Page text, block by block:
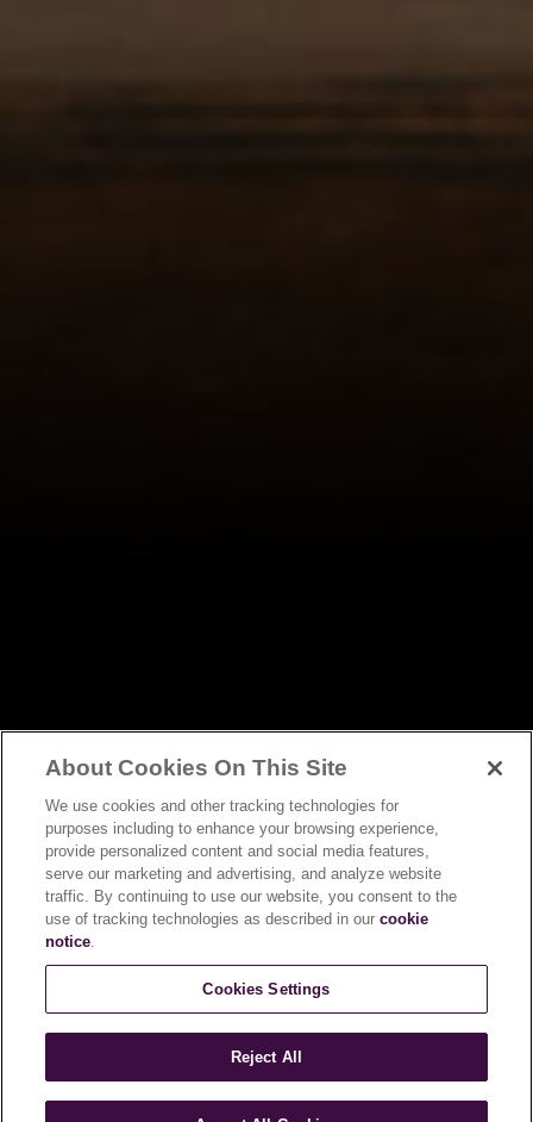
제3의 물결 스페셜티 커피를
집에서 즐기세요
맛있는 커피를 만들기 위한 여정에서 레시피,
튜토리얼 등을 통해 영감을 얻어보세요
영상 보기
About Cookies On This Site
We use cookies and other tracking technologies for
purposes including to enhance your browsing experience,
provide personalized content and social media features,
serve our marketing and advertising, and analyze website
traffic. By continuing to use our website, you consent to the
use of tracking technologies as described in ourcookie
notice.
Cookies Settings
Reject All